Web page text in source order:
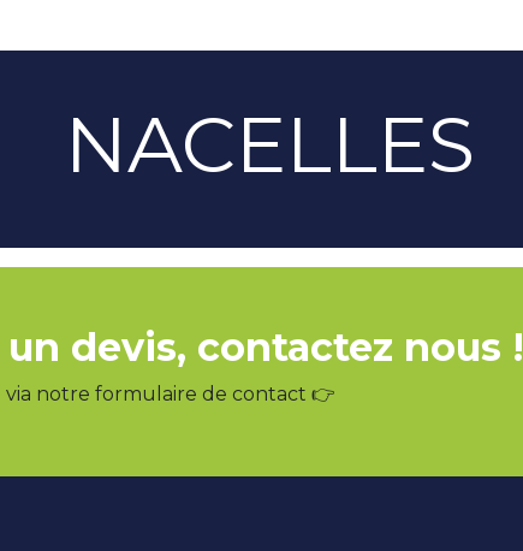
NACELLES
devis, contactez nous !
via notre formulaire de contact 👉